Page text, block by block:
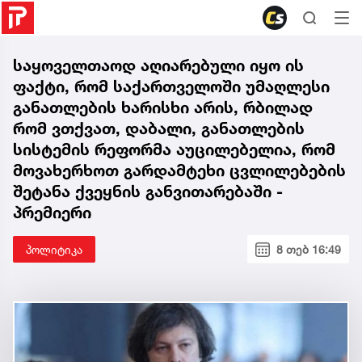
საყოველთაოდ აღიარებული იყო ის
ფაქტი, რომ საქართველოში უმაღლესი
განათლების ხარისხი არის, რბილად
რომ ვთქვათ, დაბალი, განათლების
სისტემის რეფორმა აუცილებელია, რომ
მოვახერხოთ გარდამტეხი ცვლილებების
შეტანა ქვეყნის განვითარებაში -
პრემიერი
პოლიტიკა 8 თებ 16:49